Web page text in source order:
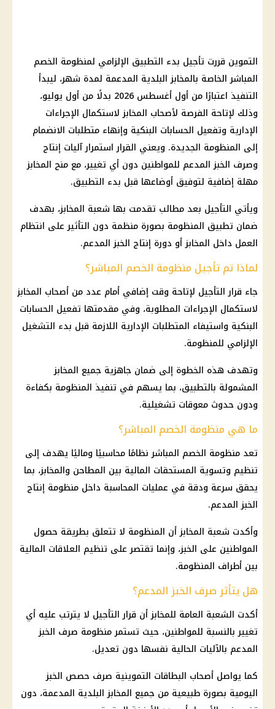
التموين قررت تأجيل بدء التطبيق الإلزامي لمنظومة الخصم
المباشرالخاصة بالمخابز البلدية المدعمة لمدة شهر، ليبدأ
التنفيذ اعتبارًا من أول أغسطس 2026 بدلًا من أول يوليو،
وذلك لإتاحة الفرصة لأصحاب المخابز لاستكمال الإجراءات
الإدارية وتفعيل الحسابات البنكية وإنهاء متطلبات الانضمام
إلى المنظومة الجديدة. ويعني القرار استمرار آليات إنتاج
وصرف الخبز المدعم للمواطنين دون أي تغيير، مع منح المخابز
مهلة إضافية لتوفيق أوضاعها قبل بدء التطبيق.
ويأتي التأجيل بعد مطالب تقدمت بها شعبة المخابز، بهدف
ضمان تطبيق المنظومة بصورة منظمة دون التأثير على انتظام
العمل داخل المخابز أو دورة إنتاج الخبز المدعم.
لماذا تم تأجيل منظومة الخصم المباشر؟
جاء قرار التأجيل لإتاحة وقت إضافي أمام عدد من أصحاب المخابز
لاستكمال الإجراءات المطلوبة، وفي مقدمتها تفعيل الحسابات
البنكية واستيفاء المتطلبات الإدارية اللازمة قبل بدء التشغيل
الإلزامي للمنظومة.
وتهدف هذه الخطوة إلى ضمان جاهزية جميع المخابز
المشمولة بالتطبيق، بما يسهم في تنفيذ المنظومة بكفاءة
ودون حدوث معوقات تشغيلية.
ما هي منظومة الخصم المباشر؟
تعد منظومة الخصم المباشرنظامًا محاسبيًا وماليًا يهدف إلى
تنظيم وتسوية المستحقات المالية بين المطاحن والمخابز، بما
يحقق سرعة ودقة في عمليات المحاسبة داخل منظومة إنتاج
الخبز المدعم.
وأكدت شعبة المخابزأن المنظومة لا تتعلق بطريقة حصول
المواطنين على الخبز، وإنما تقتصر على تنظيم العلاقات المالية
بين أطراف المنظومة.
هل يتأثر صرف الخبز المدعم؟
أكدت الشعبة العامة للمخابز أن قرار التأجيل لا يترتب عليه أي
تغيير بالنسبة للمواطنين، حيث تستمرمنظومة صرف الخبز
المدعم بالآليات الحالية نفسها دون تعديل.
كما يواصل أصحاب البطاقات التموينية صرف حصص الخبز
اليومية بصورة طبيعية من جميع المخابز البلدية المدعمة، دون